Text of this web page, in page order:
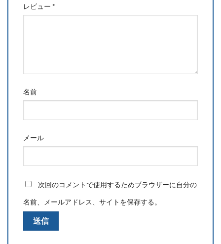
レビュー *
名前
メール
次回のコメントで使用するためブラウザーに自分の
名前、メールアドレス、サイトを保存する。